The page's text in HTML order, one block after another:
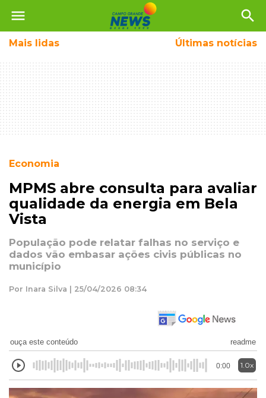
menu search
Mais lidas Últimas notícias
Economia
MPMS abre consulta para avaliar
qualidade da energia em Bela
Vista
População pode relatar falhas no serviço e
dados vão embasar ações civis públicas no
município
Por Inara Silva | 25/04/2026 08:34
ouça este conteúdo readme
0:00 1.0x